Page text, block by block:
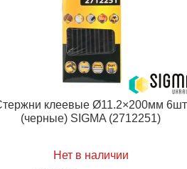
клеевые Ø11.2×200мм 6шт
(черные) SIGMA (2712251)
Нет в наличии